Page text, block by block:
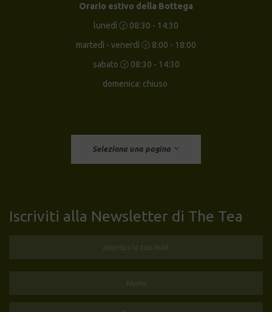
Orario estivo della Bottega
lunedì 🕝 08:30 - 14:30
martedì - venerdì 🕝 8:00 - 18:00
sabato 🕝 08:30 - 14:30
domenica: chiuso
Seleziona una pagina
Iscriviti alla Newsletter di The Tea